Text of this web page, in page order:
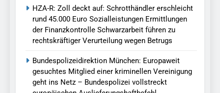
HZA-R: Zoll deckt auf: Schrotthändler erschleicht
rund 45.000 Euro Sozialleistungen Ermittlungen
der Finanzkontrolle Schwarzarbeit führen zu
rechtskräftiger Verurteilung wegen Betrugs
Bundespolizeidirektion München: Europaweit
gesuchtes Mitglied einer kriminellen Vereinigung
geht ins Netz – Bundespolizei vollstreckt